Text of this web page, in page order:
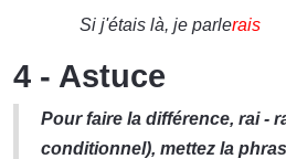
Si j'étais là, je parlerais
4 - Astuce
Pour faire la différence, rai -
conditionnel), mettez la